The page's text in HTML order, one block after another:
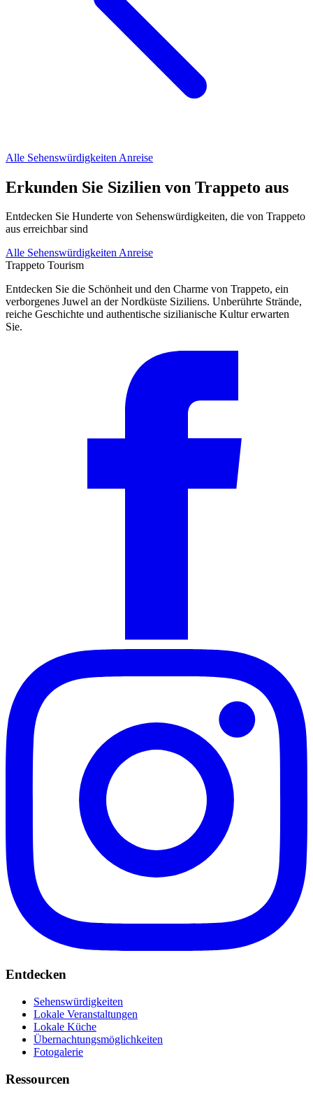
Alle Sehenswürdigkeiten Anreise
Erkunden Sie Sizilien von Trappeto aus
Entdecken Sie Hunderte von Sehenswürdigkeiten, die von Trappeto
aus erreichbar sind
Alle SehenswürdigkeitenAnreise
Trappeto Tourism
Entdecken Sie die Schönheit und den Charme von Trappeto, ein
verborgenes Juwel an der Nordküste Siziliens. Unberührte Strände,
reiche Geschichte und authentische sizilianische Kultur erwarten
Sie.
Entdecken
Sehenswürdigkeiten
Lokale Veranstaltungen
Lokale Küche
Übernachtungsmöglichkeiten
Fotogalerie
Ressourcen